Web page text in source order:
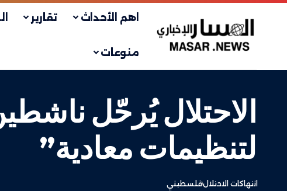
اهم الأحداث تقارير
منوعات
الاحتلال يُرحّل
لتنظيمات معادية”
انتهاكات الاحتلالفلسطيني